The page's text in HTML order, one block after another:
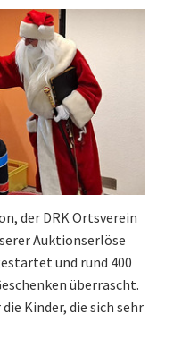
der DRK Ortsverein
Auktionserlöse
und rund 400
überrascht.
Kinder, die sich sehr